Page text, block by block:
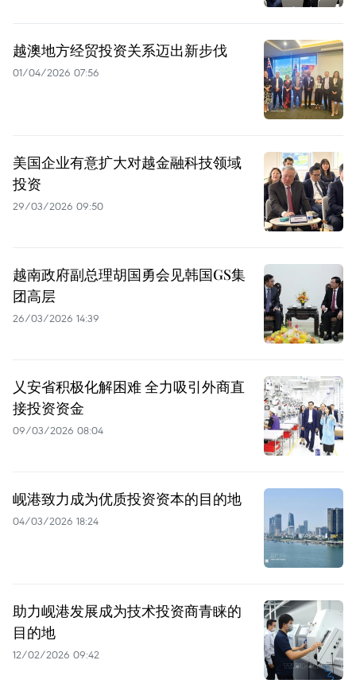
越澳地方经贸投资关系迈出新步伐
01/04/2026 07:56
美国企业有意扩大对越金融科技领域
投资
29/03/2026 09:50
越南政府副总理胡国勇会见韩国GS集
团高层
26/03/2026 14:39
乂安省积极化解困难 全力吸引外商直
接投资资金
09/03/2026 08:04
岘港致力成为优质投资资本的目的地
04/03/2026 18:24
助力岘港发展成为技术投资商青睐的
目的地
12/02/2026 09:42